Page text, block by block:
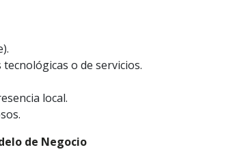
o de servicios.
local.
de Negocio